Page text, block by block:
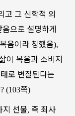
고 그 신학적 의
음으로 설명하게
복음이라 칭했음),
이 복음과 소비지
로 변질된다는
? (103쪽)
지 선물, 즉 죄사